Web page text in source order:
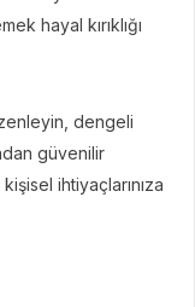
hayal kırıklığı
dengeli
güvenilir
ihtiyaçlarınıza